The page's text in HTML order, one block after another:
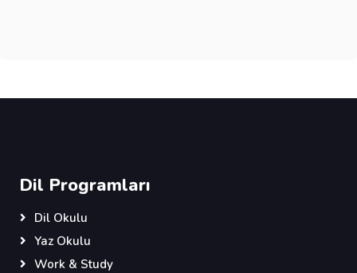
Dil Programları
Dil Okulu
Yaz Okulu
Work & Study